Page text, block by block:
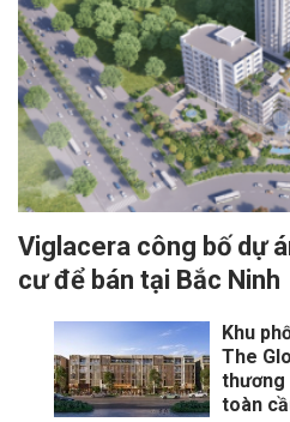
Viglacera công bố dự
cư để bán tại Bắc Ninh
Khu
The
thương
toàn